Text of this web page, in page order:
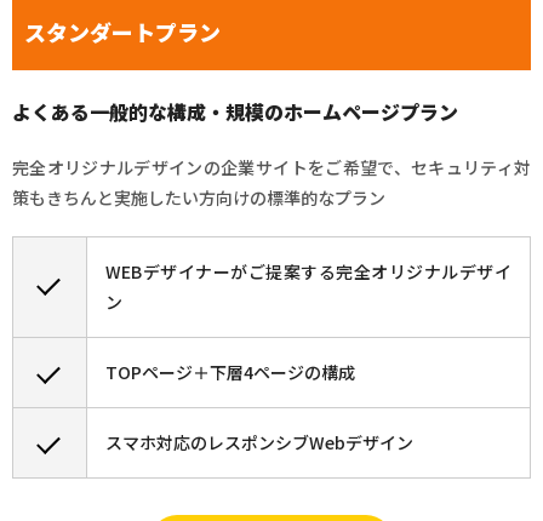
スタンダートプラン
よくある一般的な構成・規模のホームページプラン
完全オリジナルデザインの企業サイトをご希望で、セキュリティ対
策もきちんと実施したい方向けの標準的なプラン
WEBデザイナーがご提案する完全オリジナルデザイ
ン
TOPページ＋下層4ページの構成
スマホ対応のレスポンシブWebデザイン